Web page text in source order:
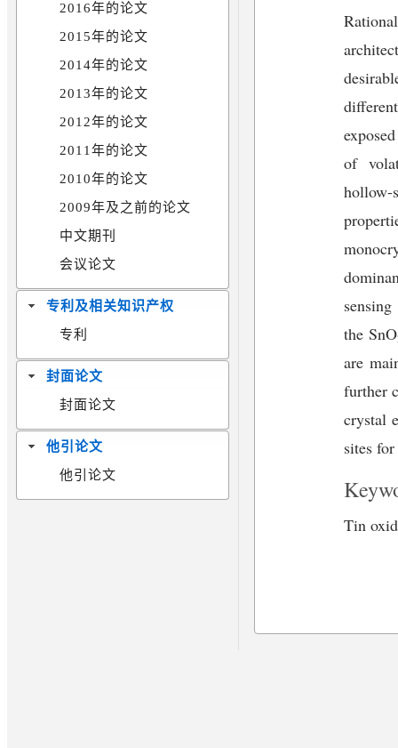
2016年的论文
2015年的论文
2014年的论文
2013年的论文
2012年的论文
2011年的论文
2010年的论文
2009年及之前的论文
中文期刊
会议论文
专利及相关知识产权
专利
封面论文
封面论文
他引论文
他引论文
of
the SnO
are
further
crystal
sites
Tin